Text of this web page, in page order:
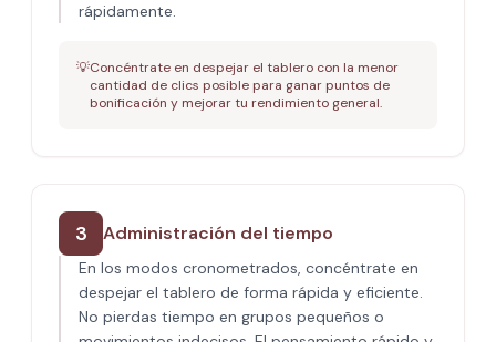
rápidamente.
💡Concéntrate en despejar el tablero con la menor
cantidad de clics posible para ganar puntos de
bonificación y mejorar tu rendimiento general.
3 Administración del tiempo
En los modos cronometrados, concéntrate en
despejar el tablero de forma rápida y eficiente.
No pierdas tiempo en grupos pequeños o